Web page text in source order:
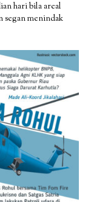
hari bila areal
segan menindak